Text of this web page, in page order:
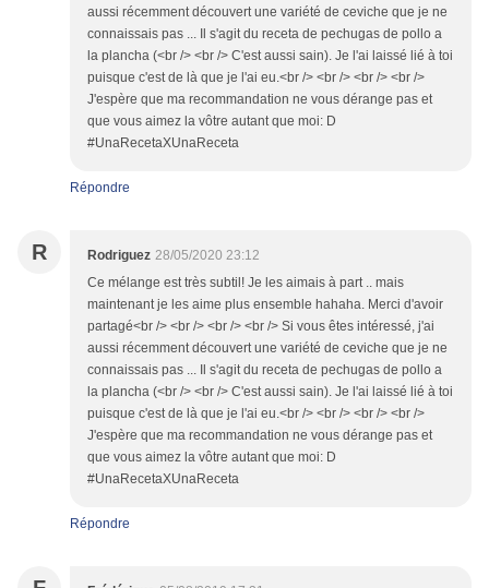
aussi récemment découvert une variété de ceviche que je ne
connaissais pas ... Il s'agit du receta de pechugas de pollo a
la plancha (<br /> <br /> C'est aussi sain). Je l'ai laissé lié à toi
puisque c'est de là que je l'ai eu.<br /> <br /> <br /> <br />
J'espère que ma recommandation ne vous dérange pas et
que vous aimez la vôtre autant que moi: D
#UnaRecetaXUnaReceta
Répondre
R Rodriguez 28/05/2020 23:12
Ce mélange est très subtil! Je les aimais à part .. mais
maintenant je les aime plus ensemble hahaha. Merci d'avoir
partagé<br /> <br /> <br /> <br /> Si vous êtes intéressé, j'ai
aussi récemment découvert une variété de ceviche que je ne
connaissais pas ... Il s'agit du receta de pechugas de pollo a
la plancha (<br /> <br /> C'est aussi sain). Je l'ai laissé lié à toi
puisque c'est de là que je l'ai eu.<br /> <br /> <br /> <br />
J'espère que ma recommandation ne vous dérange pas et
que vous aimez la vôtre autant que moi: D
#UnaRecetaXUnaReceta
Répondre